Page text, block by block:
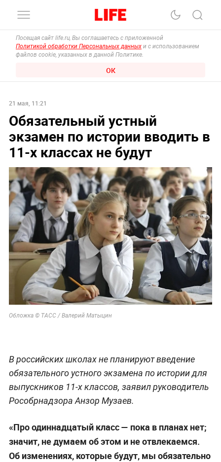
Посещая сайт life.ru, Вы соглашаетесь с приложенной
Политикой обработки Персональных данных и с использованием
файлов cookie, указанных в данной Политике.
ОК
21 мая, 11:21
Обязательный устный
экзамен по истории вводить в
11-х классах не будут
Обложка © ТАСС / Валерий Матыцин
В российских школах не планируют введение
обязательного устного экзамена по истории для
выпускников 11-х классов, заявил руководитель
Рособрнадзора Анзор Музаев.
«Про одиннадцатый класс — пока в планах нет;
значит, не думаем об этом и не отвлекаемся.
Об изменениях, которые будут, мы обязательно